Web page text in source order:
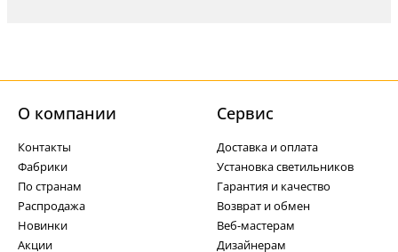
О компании
Контакты
Фабрики
По странам
Распродажа
Новинки
Акции
Cервис
Доставка и оплата
Установка светильников
Гарантия и качество
Возврат и обмен
Веб-мастерам
Дизайнерам